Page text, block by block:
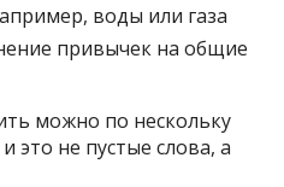
воды или газа
привычек на общие
можно по нескольку
это не пустые слова, а